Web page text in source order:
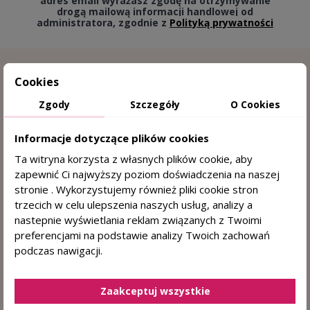
drogą mailową informacji handlowej od
administratora, zgodnie z Polityką prywatności
15 lat doświadczenia w trychologii
Sprawdzone przez trychologa
DERMOKOSMETYKI DO WŁOSÓW I SKÓRY
+48 884 330 722(pn. - pt. 8:00 - 15:00)
sklep@centrumzdrowegowlosa.pl
Cookies
Zgody Szczegóły O Cookies
Informacje dotyczące plików cookies
Ta witryna korzysta z własnych plików cookie, aby
zapewnić Ci najwyższy poziom doświadczenia na naszej
stronie . Wykorzystujemy również pliki cookie stron
trzecich w celu ulepszenia naszych usług, analizy a
nastepnie wyświetlania reklam związanych z Twoimi
preferencjami na podstawie analizy Twoich zachowań
podczas nawigacji.
Zaakceptuj wszystkie